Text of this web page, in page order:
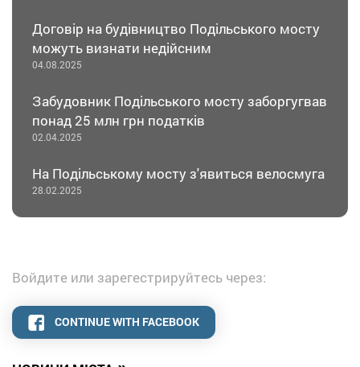
Договір на будівництво Подільського мосту
можуть визнати недійсним
04.08.2025
Забудовник Подільського мосту заборгугвав
понад 25 млн грн податків
02.04.2025
На Подільському мосту з'явиться велосмуга
28.02.2025
Войдите или зарегестрируйтесь через:
CONTINUE WITH FACEBOOK